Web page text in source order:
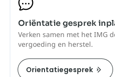
Oriëntatie gesprek
Verken samen met het IMG
vergoeding en herstel.
Orientatiegesprek